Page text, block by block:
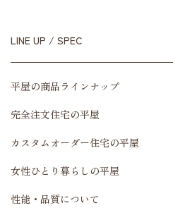
LINE UP / SPEC
平屋の商品ラインナップ
完全注文住宅の平屋
カスタムオーダー住宅の平屋
女性ひとり暮らしの平屋
性能・品質について